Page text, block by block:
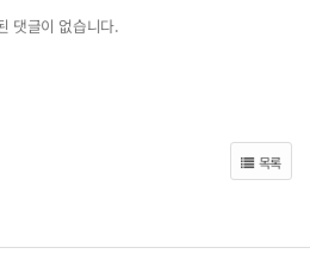
댓글이 없습니다.
목록